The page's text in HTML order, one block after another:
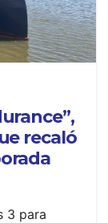
recaló
3 para